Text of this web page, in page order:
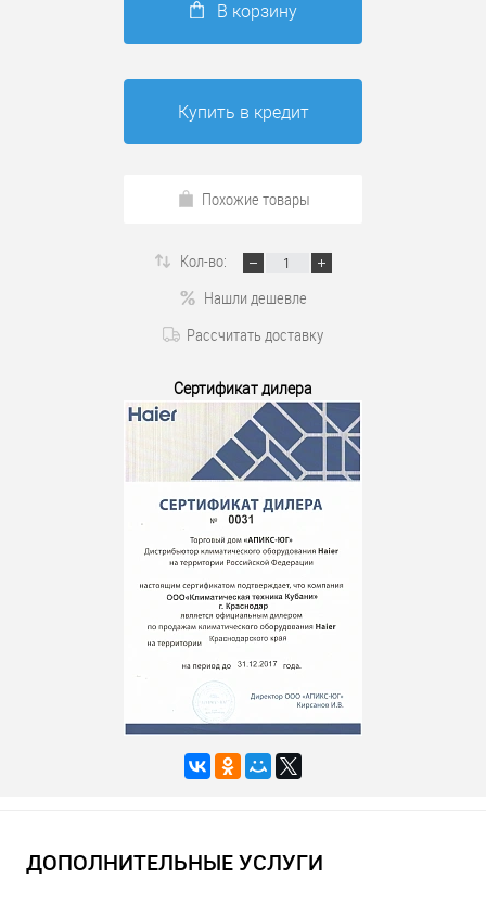
В корзину
Купить в кредит
Похожие товары
Кол-во:
Нашли дешевле
Рассчитать доставку
Сертификат дилера
ДОПОЛНИТЕЛЬНЫЕ УСЛУГИ